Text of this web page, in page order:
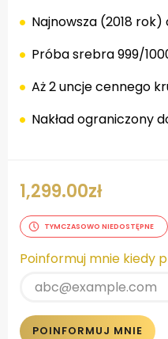
Najnowsza (2018
Próba srebra 999/
Aż 2 uncje cennego
Nakład ograniczony
1,299.00zł
TYMCZASOWO NIEDOSTĘPNE
Poinformuj mnie kiedy
POINFORMUJ MNIE